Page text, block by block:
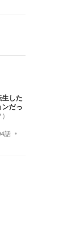
した
だっ
話